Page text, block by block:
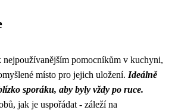
nejpoužívanějším pomocníkům v kuchyni,
místo pro jejich uložení. Ideálně
sporáku, aby byly vždy po ruce.
jak je uspořádat - záleží na